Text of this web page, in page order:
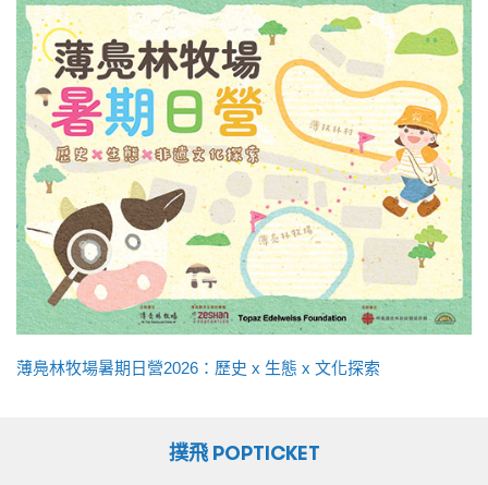
薄鳧林牧場暑期日營2026：歷史 x 生態 x 文化探索
撲飛 POPTICKET